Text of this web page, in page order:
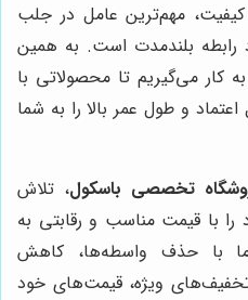
کیفیت، مهم‌ترین عامل در جلب
رابطه بلندمدت است. به همین
کار می‌گیریم تا محصولاتی با
و طول عمر بالا را به شما
تخصصی باسکول، تلاش
با قیمت مناسب و رقابتی به
ما با حذف واسطه‌ها، کاهش
تخفیف‌های ویژه، قیمت‌های خود